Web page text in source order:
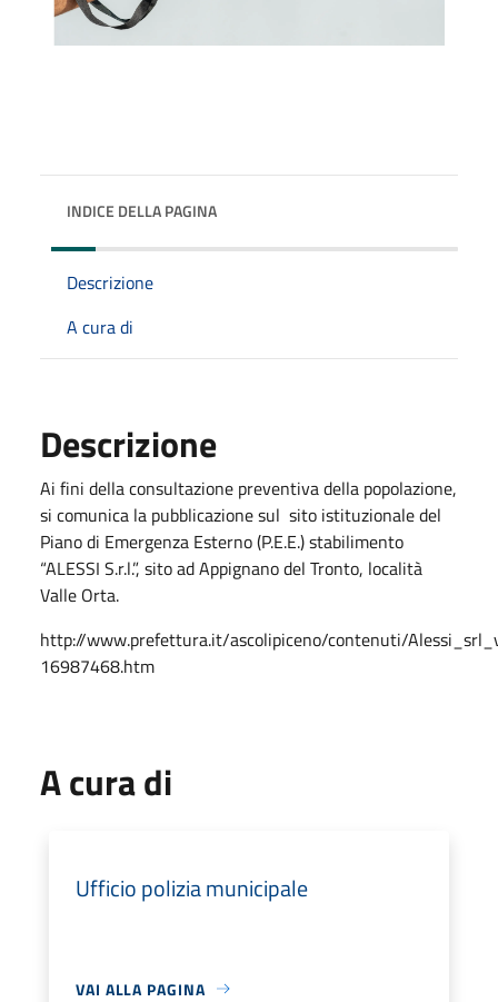
INDICE DELLA PAGINA
Descrizione
A cura di
Descrizione
Ai fini della consultazione preventiva della popolazione,
si comunica la pubblicazione sul sito istituzionale del
Piano di Emergenza Esterno (P.E.E.) stabilimento
“ALESSI S.r.l.”, sito ad Appignano del Tronto, località
Valle Orta.
http://www.prefettura.it/ascolipiceno/contenuti/
16987468.htm
A cura di
Ufficio polizia municipale
VAI ALLA PAGINA